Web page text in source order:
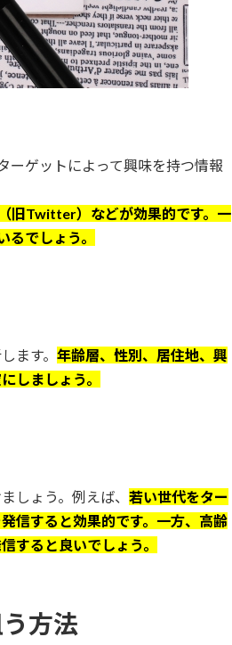
ーゲットによって興味を持つ情報
旧Twitter）などが効果的です。一
でしょう。
ます。 年齢層、性別、居住地、興
しましょう。
しょう。例えば、 若い世代をター
信すると効果的です。一方、高齢
すると良いでしょう。
方法